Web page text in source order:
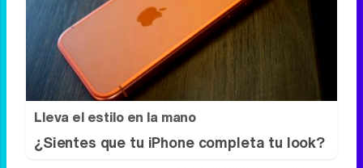
Lleva el estilo en la mano
¿Sientes que tu iPhone completa tu look?